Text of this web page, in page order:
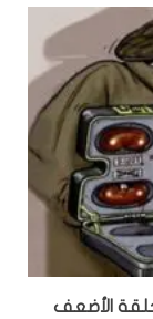
الأضعف